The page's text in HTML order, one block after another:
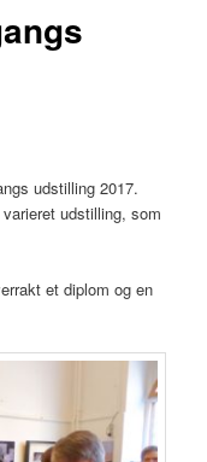
udstilling 2017.
udstilling, som
et diplom og en